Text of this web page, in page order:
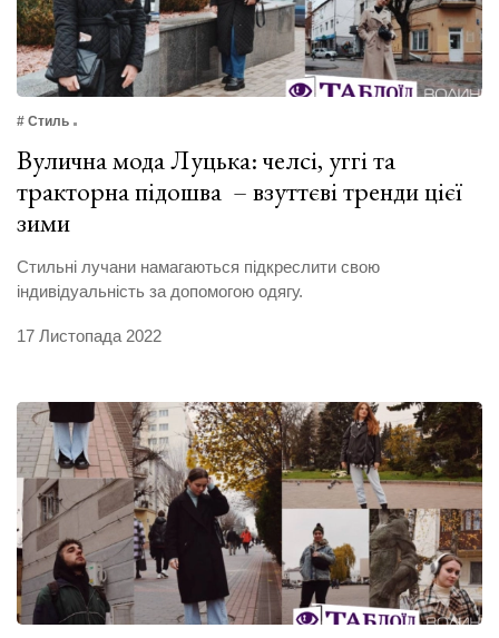
# Стиль
Вулична мода Луцька: челсі, уггі та
тракторна підошва – взуттєві тренди цієї
зими
Стильні лучани намагаються підкреслити свою
індивідуальність за допомогою одягу.
17 Листопада 2022